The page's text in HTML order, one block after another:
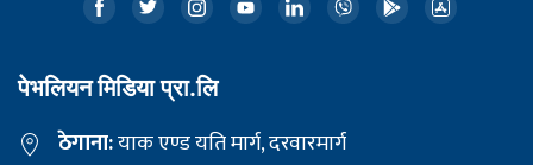
पेभलियन मिडिया प्रा.लि
ठेगाना:याक एण्ड यति मार्ग, दरवारमार्ग